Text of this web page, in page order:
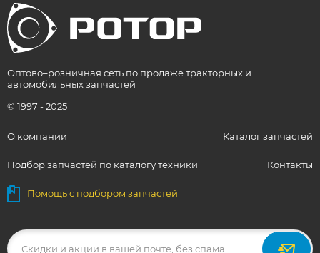
Оптово–розничная сеть по продаже тракторных и
автомобильных запчастей
© 1997 - 2025
О компании Каталог запчастей
Подбор запчастей по каталогу техники Контакты
Помощь с подбором запчастей